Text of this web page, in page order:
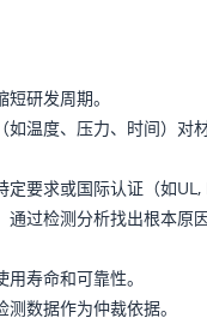
研发周期。
温度、压力、时间）对
求或国际认证（如UL,
过检测分析找出根本原
寿命和可靠性。
数据作为仲裁依据。